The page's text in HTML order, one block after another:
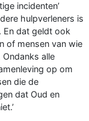
incidenten’
hulpverleners is
En dat geldt ook
of mensen van wie
alle
op om
die de
dat Oud en